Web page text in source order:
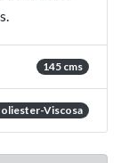
145 cms
Viscosa